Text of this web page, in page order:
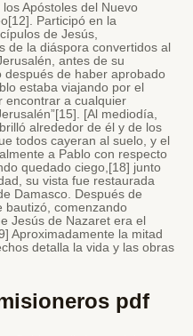
Apóstoles del Nuevo
Participó en la
de Jesús,
de la diáspora convertidos al
antes de su
después de haber aprobado
estaba viajando por el
encontrar a cualquier
[Al mediodía,
alrededor de él y de los
todos cayeran al suelo, y el
a Pablo con respecto
quedado ciego,[18] junto
su vista fue restaurada
Damasco. Después de
bautizó, comenzando
Jesús de Nazaret era el
Aproximadamente la mitad
detalla la vida y las obras
pdf